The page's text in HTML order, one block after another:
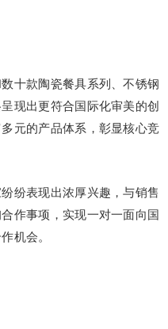
十款陶瓷餐具系列、不锈钢
现出更符合国际化审美的创
元的产品体系，彰显核心竞
纷表现出浓厚兴趣，与销售
作事项，实现一对一面向国
机会。